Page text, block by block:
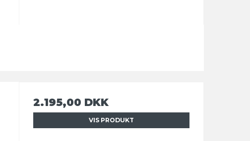
2.195,00 DKK
VIS PRODUKT